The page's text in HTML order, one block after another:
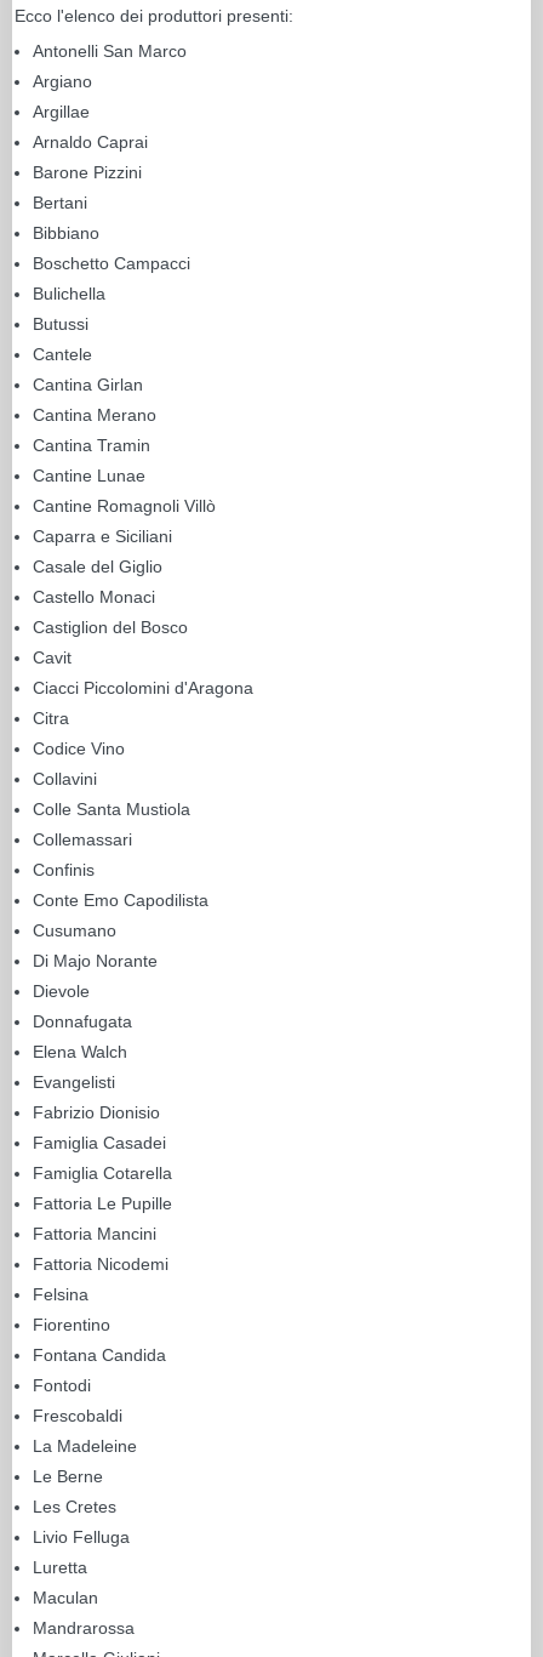
Ecco l'elenco dei produttori presenti:
Antonelli San Marco
Argiano
Argillae
Arnaldo Caprai
Barone Pizzini
Bertani
Bibbiano
Boschetto Campacci
Bulichella
Butussi
Cantele
Cantina Girlan
Cantina Merano
Cantina Tramin
Cantine Lunae
Cantine Romagnoli Villò
Caparra e Siciliani
Casale del Giglio
Castello Monaci
Castiglion del Bosco
Cavit
Ciacci Piccolomini d'Aragona
Citra
Codice Vino
Collavini
Colle Santa Mustiola
Collemassari
Confinis
Conte Emo Capodilista
Cusumano
Di Majo Norante
Dievole
Donnafugata
Elena Walch
Evangelisti
Fabrizio Dionisio
Famiglia Casadei
Famiglia Cotarella
Fattoria Le Pupille
Fattoria Mancini
Fattoria Nicodemi
Felsina
Fiorentino
Fontana Candida
Fontodi
Frescobaldi
La Madeleine
Le Berne
Les Cretes
Livio Felluga
Luretta
Maculan
Mandrarossa